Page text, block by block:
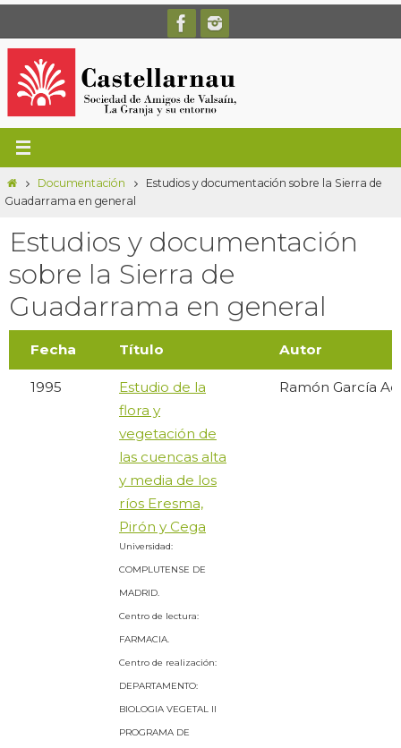
al
contenido
InicioDocumentación
Estudios y documentación sobre la Sierra de
Guadarrama en general
Estudios y documentación
sobre la Sierra de
Guadarrama en general
Fecha Título Autor
1995
Estudio de la
flora y
vegetación de
las cuencas alta
y media de los
ríos Eresma,
Pirón y Cega
Universidad:
COMPLUTENSE DE
MADRID.
Centro de lectura:
FARMACIA.
Centro de realización:
DEPARTAMENTO:
BIOLOGIA VEGETAL II
PROGRAMA DE
Ramón García